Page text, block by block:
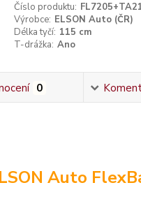
Číslo produktu:
Výrobce: ELSON Auto (ČR)
Délka tyčí: 115 cm
T-drážka: Ano
0
Auto